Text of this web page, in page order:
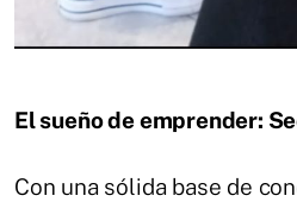
El sueño de emprender:
Con una sólida base de